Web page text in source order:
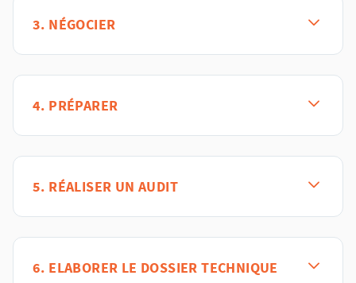
3. NÉGOCIER
4. PRÉPARER
5. RÉALISER UN AUDIT
6. ELABORER LE DOSSIER TECHNIQUE